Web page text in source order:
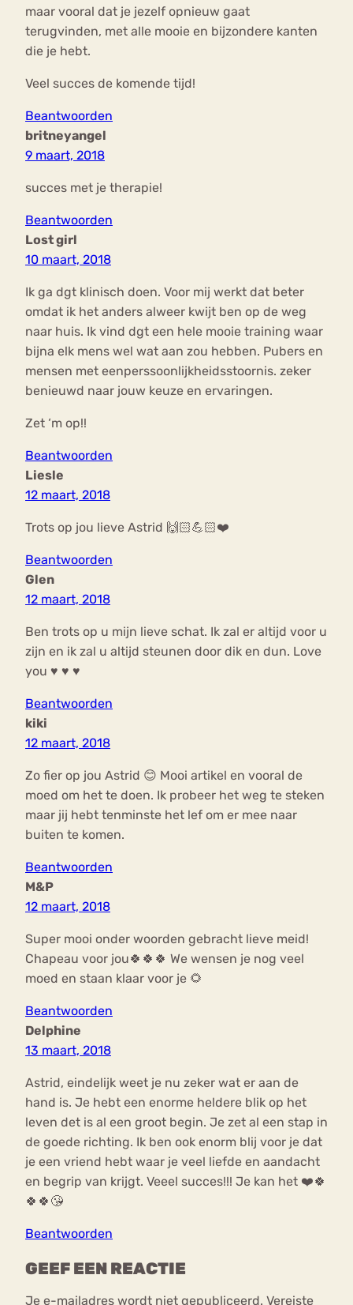
maar vooral dat je jezelf opnieuw gaat
terugvinden, met alle mooie en bijzondere kanten
die je hebt.
Veel succes de komende tijd!
Beantwoorden
britneyangel
9 maart, 2018
succes met je therapie!
Beantwoorden
Lost girl
10 maart, 2018
Ik ga dgt klinisch doen. Voor mij werkt dat beter
omdat ik het anders alweer kwijt ben op de weg
naar huis. Ik vind dgt een hele mooie training waar
bijna elk mens wel wat aan zou hebben. Pubers en
mensen met eenperssoonlijkheidsstoornis. zeker
benieuwd naar jouw keuze en ervaringen.
Zet ‘m op!!
Beantwoorden
Liesle
12 maart, 2018
Trots op jou lieve Astrid 🙌🏻💪🏻❤️
Beantwoorden
Glen
12 maart, 2018
Ben trots op u mijn lieve schat. Ik zal er altijd voor u
zijn en ik zal u altijd steunen door dik en dun. Love
you ♥ ♥ ♥
Beantwoorden
kiki
12 maart, 2018
Zo fier op jou Astrid 😊 Mooi artikel en vooral de
moed om het te doen. Ik probeer het weg te steken
maar jij hebt tenminste het lef om er mee naar
buiten te komen.
Beantwoorden
M&P
12 maart, 2018
Super mooi onder woorden gebracht lieve meid!
Chapeau voor jou🍀🍀🍀 We wensen je nog veel
moed en staan klaar voor je 🌻
Beantwoorden
Delphine
13 maart, 2018
Astrid, eindelijk weet je nu zeker wat er aan de
hand is. Je hebt een enorme heldere blik op het
leven det is al een groot begin. Je zet al een stap in
de goede richting. Ik ben ook enorm blij voor je dat
je een vriend hebt waar je veel liefde en aandacht
en begrip van krijgt. Veeel succes!!! Je kan het ❤️🍀
🍀🍀😘
Beantwoorden
GEEF EEN REACTIE
Je e-mailadres wordt niet gepubliceerd. Vereiste